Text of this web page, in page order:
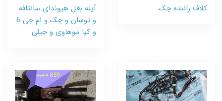
کلاف راننده جک
آینه بغل هیوندای سانتافه
و توسان و جک و ام جی 6
و کیا موهاوی و جیلی